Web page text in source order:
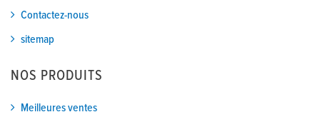
Contactez-nous
sitemap
NOS PRODUITS
Meilleures ventes